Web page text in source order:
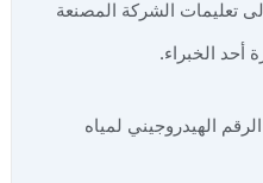
تعليمات الشركة المصنعة
أحد الخبراء.
الهيدروجيني لمياه